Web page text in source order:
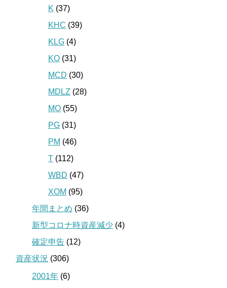
K (37)
KHC (39)
KLG (4)
KO (31)
MCD (30)
MDLZ (28)
MO (55)
PG (31)
PM (46)
T (112)
WBD (47)
XOM (95)
年間まとめ (36)
新型コロナ時資産減少 (4)
確定申告 (12)
資産状況 (306)
2001年 (6)